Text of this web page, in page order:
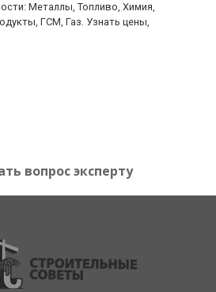
Металлы, Топливо, Химия,
ГСМ, Газ. Узнать цены,
вопрос эксперту